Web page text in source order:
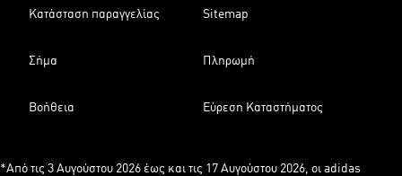
Κατάσταση παραγγελίας Sitemap
Σήμα Πληρωμή
Βοήθεια Εύρεση Καταστήματος
*Από τις 3 Αυγούστου 2026 έως και τις 17 Αυγούστου 2026, οι adidas